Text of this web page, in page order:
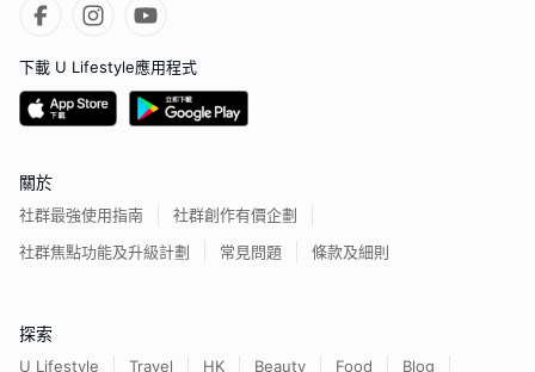
下載 U Lifestyle應用程式
關於
社群最強使用指南
社群創作有價企劃
社群焦點功能及升級計劃
常見問題 條款及細則
探索
U Lifestyle Travel HK Beauty Food Blog